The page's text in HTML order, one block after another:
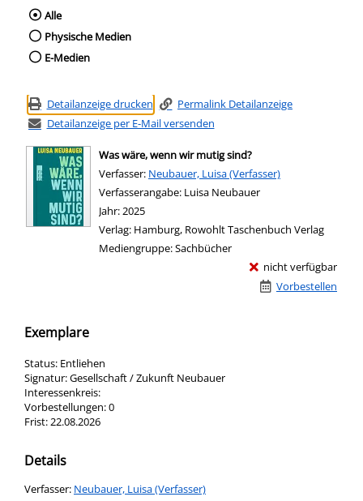
Wählen Sie die Medienart nach der Sie
Alle
Physische Medien
E-Medien
Detailanzeige drucken
Permalink Detailanzeige
Detailanzeige per E-Mail versenden
Was wäre, wenn wir mutig sind?
Verfasser: Suche nach diesem Verfasser
Neubauer, Luisa (Verfasser)
Verfasserangabe: Luisa Neubauer
Jahr:2025
Verlag: Hamburg, Rowohlt Taschenbuch Verlag
Mediengruppe:Sachbücher
nicht verfügbar
Vorbestellen
Exemplare
Status: Entliehen
Signatur:Gesellschaft / Zukunft Neubauer
Interessenkreis:
Vorbestellungen:0
Frist:22.08.2026
Details
Verfasser: Suche nach diesem Verfasser
Neubauer, Luisa (Verfasser)